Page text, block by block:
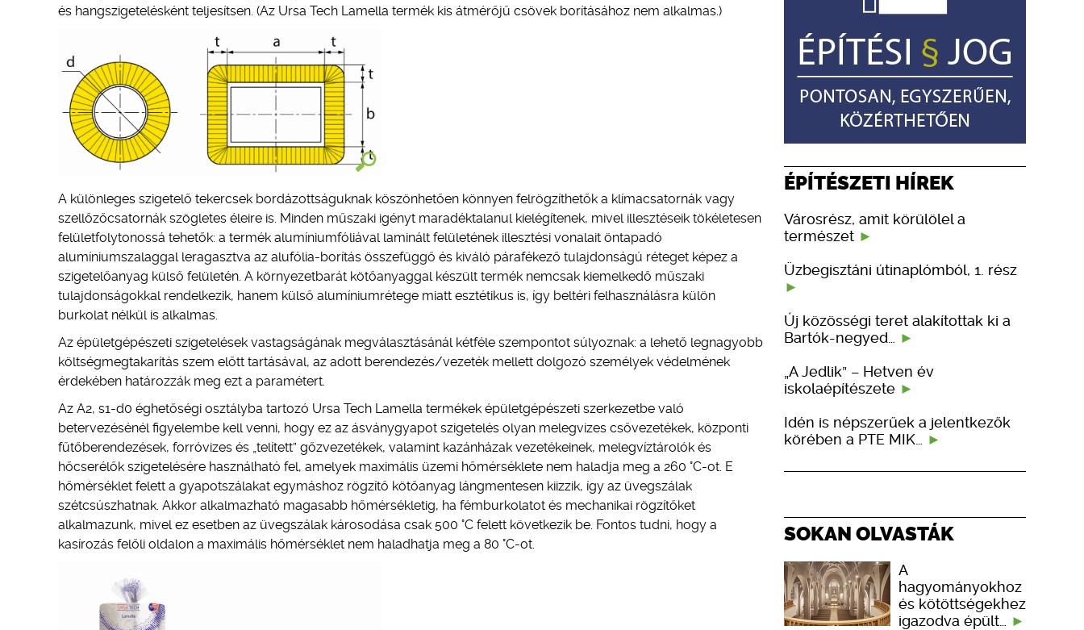
és hangszigetelésként teljesítsen. (Az Ursa Tech Lamella termék kis átmérőjű csövek borításához nem alkalmas.)
A különleges szigetelő tekercsek bordázottságuknak köszönhetően könnyen felrögzíthetők a klímacsatornák vagy
szellőzőcsatornák szögletes éleire is. Minden műszaki igényt maradéktalanul kielégítenek, mivel illesztéseik tökéletesen
felületfolytonossá tehetők: a termék alumíniumfóliával laminált felületének illesztési vonalait öntapadó
alumíniumszalaggal leragasztva az alufólia-borítás összefüggő és kiváló párafékező tulajdonságú réteget képez a
szigetelőanyag külső felületén. A környezetbarát kötőanyaggal készült termék nemcsak kiemelkedő műszaki
tulajdonságokkal rendelkezik, hanem külső alumíniumrétege miatt esztétikus is, így beltéri felhasználásra külön
burkolat nélkül is alkalmas.
Az épületgépészeti szigetelések vastagságának megválasztásánál kétféle szempontot súlyoznak: a lehető legnagyobb
költségmegtakarítás szem előtt tartásával, az adott berendezés/vezeték mellett dolgozó személyek védelmének
érdekében határozzák meg ezt a paramétert.
Az A2, s1-d0 éghetőségi osztályba tartozó Ursa Tech Lamella termékek épületgépészeti szerkezetbe való
betervezésénél figyelembe kell venni, hogy ez az ásványgyapot szigetelés olyan melegvizes csővezetékek, központi
fűtőberendezések, forróvizes és „telített” gőzvezetékek, valamint kazánházak vezetékeinek, melegvíztárolók és
hőcserélők szigetelésére használható fel, amelyek maximális üzemi hőmérséklete nem haladja meg a 260 °C-ot. E
hőmérséklet felett a gyapotszálakat egymáshoz rögzítő kötőanyag lángmentesen kiizzik, így az üvegszálak
szétcsúszhatnak. Akkor alkalmazható magasabb hőmérsékletig, ha fémburkolatot és mechanikai rögzítőket
alkalmazunk, mivel ez esetben az üvegszálak károsodása csak 500 °C felett következik be. Fontos tudni, hogy a
kasírozás felőli oldalon a maximális hőmérséklet nem haladhatja meg a 80 °C-ot.
ÉPÍTÉSZETI HÍREK
Városrész, amit körülölel a
természet
Üzbegisztáni útinaplómból, 1. rész
Új közösségi teret alakítottak ki a
Bartók-negyed…
„A Jedlik” – Hetven év
iskolaépítészete
Idén is népszerűek a jelentkezők
körében a PTE MIK…
SOKAN OLVASTÁK
A
hagyományokhoz
és kötöttségekhez
igazodva épült…